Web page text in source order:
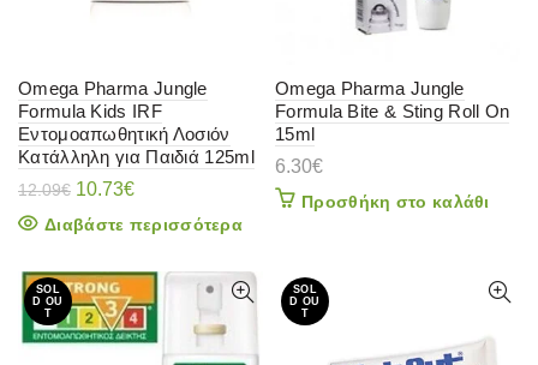
Omega Pharma Jungle
Formula Kids IRF
Εντομοαπωθητική Λοσιόν
Κατάλληλη για Παιδιά 125ml
12.09€ Original
was:
10.73€Η
τιμή
10.73€.
Διαβάστε περισσότερα
Omega Pharma Jungle
Formula Bite & Sting Roll On
15ml
6.30€
Προσθήκη στο καλάθι
SOL
D OU
T
SOL
D OU
T